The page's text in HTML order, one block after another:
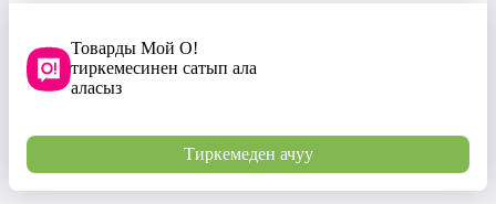
Товарды Мой О!
тиркемесинен сатып ала
аласыз
Тиркемеден ачуу